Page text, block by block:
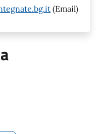
(Email)